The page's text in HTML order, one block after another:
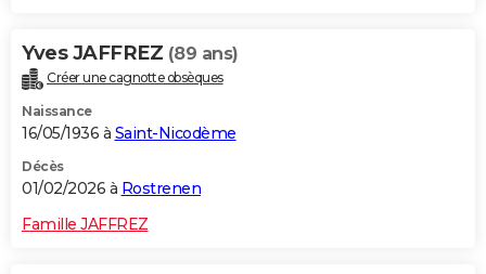
Yves JAFFREZ (89 ans)
Créer une cagnotte obsèques
Naissance
16/05/1936 à Saint-Nicodème
Décès
01/02/2026 à Rostrenen
Famille JAFFREZ